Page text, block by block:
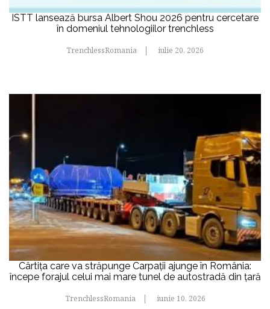
ISTT lansează bursa Albert Shou 2026 pentru cercetare
în domeniul tehnologiilor trenchless
TrenchlessRomania iulie 20, 2026
Cârtița care va străpunge Carpații ajunge în România:
începe forajul celui mai mare tunel de autostradă din țară
TrenchlessRomania iunie 10, 2026